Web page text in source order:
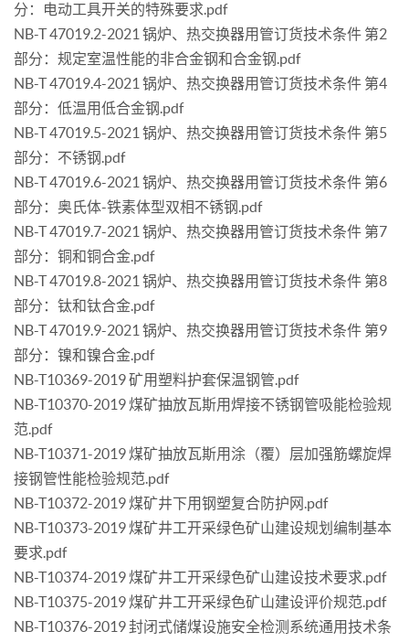
分：电动工具开关的特殊要求.pdf
NB-T 47019.2-2021 锅炉、热交换器用管订货技术条件 第2
部分：规定室温性能的非合金钢和合金钢.pdf
NB-T 47019.4-2021 锅炉、热交换器用管订货技术条件 第4
部分：低温用低合金钢.pdf
NB-T 47019.5-2021 锅炉、热交换器用管订货技术条件 第5
部分：不锈钢.pdf
NB-T 47019.6-2021 锅炉、热交换器用管订货技术条件 第6
部分：奥氏体-铁素体型双相不锈钢.pdf
NB-T 47019.7-2021 锅炉、热交换器用管订货技术条件 第7
部分：铜和铜合金.pdf
NB-T 47019.8-2021 锅炉、热交换器用管订货技术条件 第8
部分：钛和钛合金.pdf
NB-T 47019.9-2021 锅炉、热交换器用管订货技术条件 第9
部分：镍和镍合金.pdf
NB-T10369-2019 矿用塑料护套保温钢管.pdf
NB-T10370-2019 煤矿抽放瓦斯用焊接不锈钢管吸能检验规
范.pdf
NB-T10371-2019 煤矿抽放瓦斯用涂（覆）层加强筋螺旋焊
接钢管性能检验规范.pdf
NB-T10372-2019 煤矿井下用钢塑复合防护网.pdf
NB-T10373-2019 煤矿井工开采绿色矿山建设规划编制基本
要求.pdf
NB-T10374-2019 煤矿井工开采绿色矿山建设技术要求.pdf
NB-T10375-2019 煤矿井工开采绿色矿山建设评价规范.pdf
NB-T10376-2019 封闭式储煤设施安全检测系统通用技术条